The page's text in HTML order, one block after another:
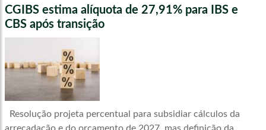
CGIBS estima alíquota de 27,91% para IBS e
CBS após transição
Resolução projeta percentual para subsidiar cálculos da